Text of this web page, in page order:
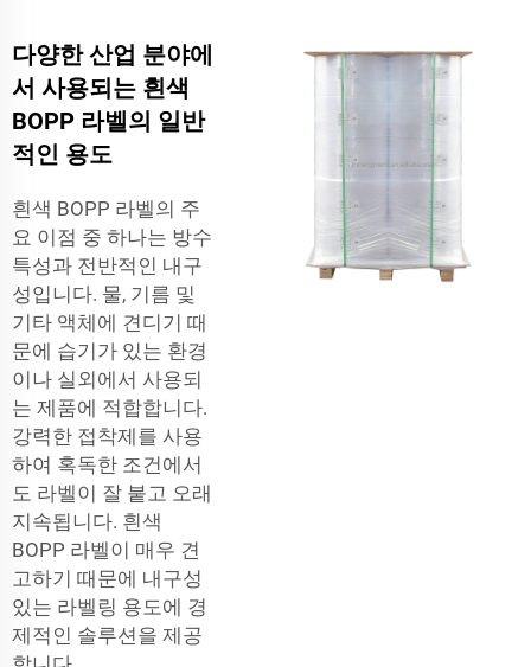
다양한 산업 분야에
서 사용되는 흰색
BOPP 라벨의 일반
적인 용도
흰색 BOPP 라벨의 주
요 이점 중 하나는 방수
특성과 전반적인 내구
성입니다. 물, 기름 및
기타 액체에 견디기 때
문에 습기가 있는 환경
이나 실외에서 사용되
는 제품에 적합합니다.
강력한 접착제를 사용
하여 혹독한 조건에서
도 라벨이 잘 붙고 오래
지속됩니다. 흰색
BOPP 라벨이 매우 견
고하기 때문에 내구성
있는 라벨링 용도에 경
제적인 솔루션을 제공